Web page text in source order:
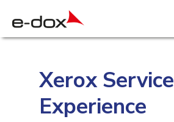
Xerox Service
Experience